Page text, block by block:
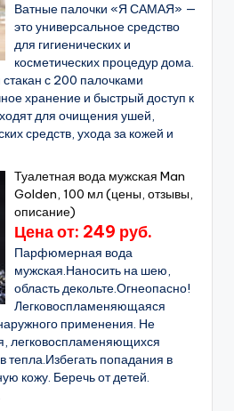
Ватные палочки «Я САМАЯ» —
это универсальное средство
для гигиенических и
косметических процедур дома.
с 200 палочками
хранение и быстрый доступ к
для очищения ушей,
средств, ухода за кожей и
Туалетная вода мужская Man
Golden, 100 мл (цены, отзывы,
описание)
Цена от: 249 руб.
Парфюмерная вода
мужская.Наносить на шею,
область декольте.Огнеопасно!
Легковоспламеняющаяся
применения. Не
легковоспламеняющихся
тепла.Избегать попадания в
кожу. Беречь от детей.